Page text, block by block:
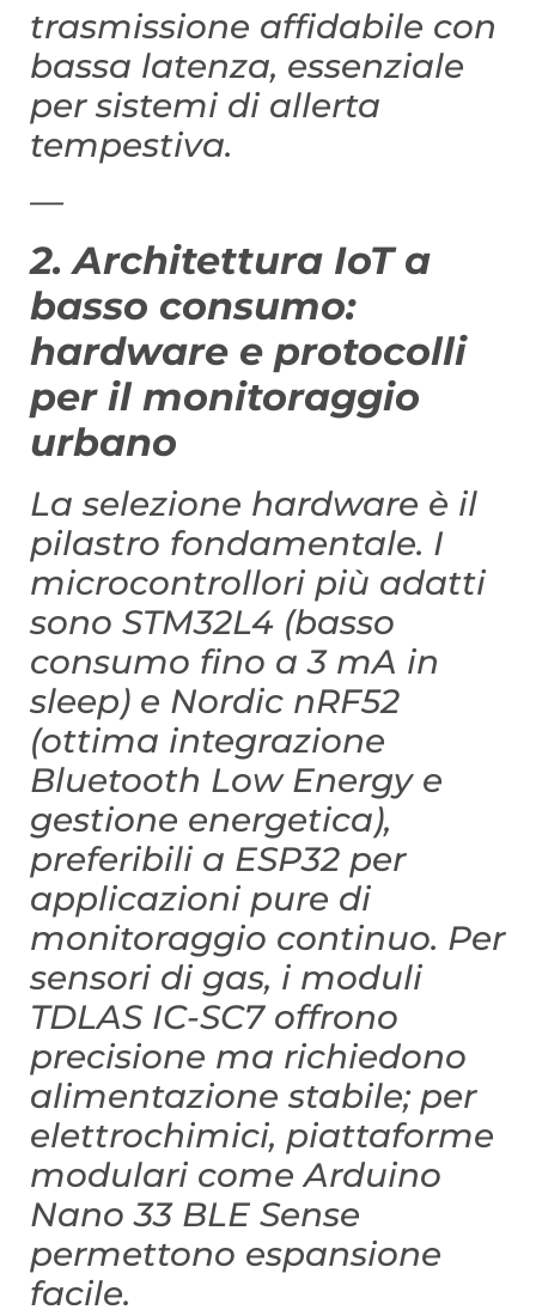
trasmissione affidabile con
bassa latenza, essenziale
per sistemi di allerta
tempestiva.
—
2. Architettura IoT a
basso consumo:
hardware e protocolli
per il monitoraggio
urbano
La selezione hardware è il
pilastro fondamentale. I
microcontrollori più adatti
sono STM32L4 (basso
consumo fino a 3 mA in
sleep) e Nordic nRF52
(ottima integrazione
Bluetooth Low Energy e
gestione energetica),
preferibili a ESP32 per
applicazioni pure di
monitoraggio continuo. Per
sensori di gas, i moduli
TDLAS IC-SC7 offrono
precisione ma richiedono
alimentazione stabile; per
elettrochimici, piattaforme
modulari come Arduino
Nano 33 BLE Sense
permettono espansione
facile.